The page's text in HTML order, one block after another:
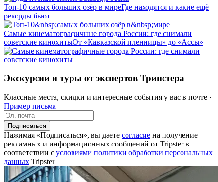
Топ-10 самых больших озёр в миреГде находятся и какие ещё
рекорды бьют
Самые ки­не­ма­тог­ра­фич­ные города России: где снимали
советские кинохитыОт «Кавказской пленницы» до «Ассы»
Экскурсии и туры от экспертов Трипстера
Классные места, скидки и интересные события у вас в почте ·
Пример письма
Подписаться
Нажимая «Подписаться», вы даете согласие на получение
рекламных и информационных сообщений от Tripster в
соответствии c условиями политики обработки персональных
данных Tripster